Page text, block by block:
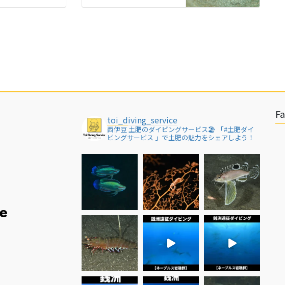
toi_diving_service
西伊豆 土肥のダイビングサービス🏖
「#土肥ダイ
ビングサービス 」で土肥の魅力をシェアしよう！